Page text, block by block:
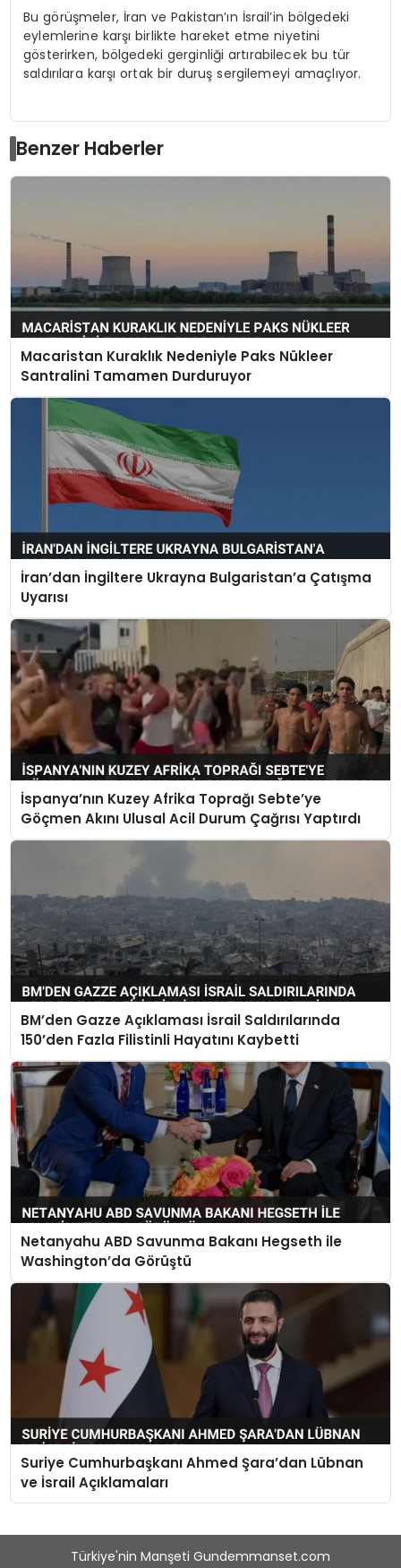
Bu görüşmeler, İran ve Pakistan’ın İsrail’in bölgedeki
eylemlerine karşı birlikte hareket etme niyetini
gösterirken, bölgedeki gerginliği artırabilecek bu tür
saldırılara karşı ortak bir duruş sergilemeyi amaçlıyor.
Benzer Haberler
Macaristan Kuraklık Nedeniyle Paks Nükleer
Santralini Tamamen Durduruyor
İran’dan İngiltere Ukrayna Bulgaristan’a Çatışma
Uyarısı
İspanya’nın Kuzey Afrika Toprağı Sebte’ye
Göçmen Akını Ulusal Acil Durum Çağrısı Yaptırdı
BM’den Gazze Açıklaması İsrail Saldırılarında
150’den Fazla Filistinli Hayatını Kaybetti
Netanyahu ABD Savunma Bakanı Hegseth ile
Washington’da Görüştü
Suriye Cumhurbaşkanı Ahmed Şara’dan Lübnan
ve İsrail Açıklamaları
Türkiye'nin Manşeti Gundemmanset.com